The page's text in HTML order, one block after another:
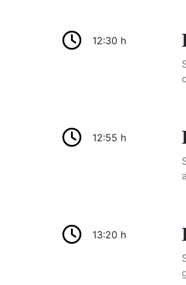
12:30 h
12:55 h
13:20 h